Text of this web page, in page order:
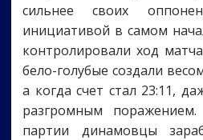
сильнее своих
инициативой в самом
контролировали ход
бело-голубые создали
а когда счет стал 23:11,
разгромным
партии динамовцы